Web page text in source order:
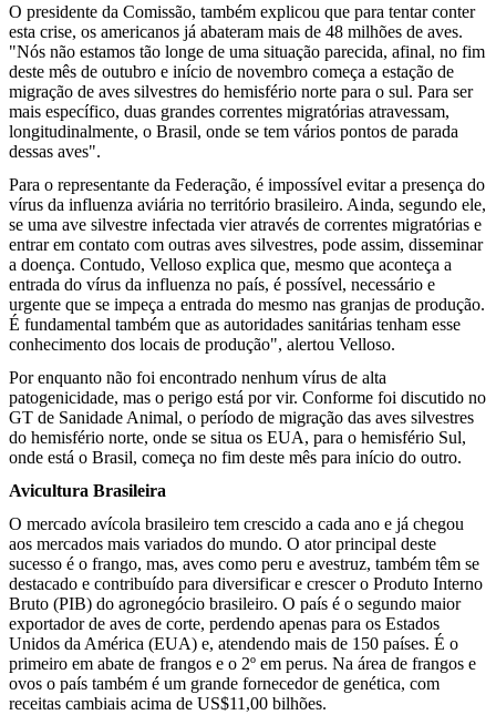
O presidente da Comissão, também explicou que para tentar conter
esta crise, os americanos já abateram mais de 48 milhões de aves.
"Nós não estamos tão longe de uma situação parecida, afinal, no fim
deste mês de outubro e início de novembro começa a estação de
migração de aves silvestres do hemisfério norte para o sul. Para ser
mais específico, duas grandes correntes migratórias atravessam,
longitudinalmente, o Brasil, onde se tem vários pontos de parada
dessas aves".
Para o representante da Federação, é impossível evitar a presença do
vírus da influenza aviária no território brasileiro. Ainda, segundo ele,
se uma ave silvestre infectada vier através de correntes migratórias e
entrar em contato com outras aves silvestres, pode assim, disseminar
a doença. Contudo, Velloso explica que, mesmo que aconteça a
entrada do vírus da influenza no país, é possível, necessário e
urgente que se impeça a entrada do mesmo nas granjas de produção.
É fundamental também que as autoridades sanitárias tenham esse
conhecimento dos locais de produção", alertou Velloso.
Por enquanto não foi encontrado nenhum vírus de alta
patogenicidade, mas o perigo está por vir. Conforme foi discutido no
GT de Sanidade Animal, o período de migração das aves silvestres
do hemisfério norte, onde se situa os EUA, para o hemisfério Sul,
onde está o Brasil, começa no fim deste mês para início do outro.
Avicultura Brasileira
O mercado avícola brasileiro tem crescido a cada ano e já chegou
aos mercados mais variados do mundo. O ator principal deste
sucesso é o frango, mas, aves como peru e avestruz, também têm se
destacado e contribuído para diversificar e crescer o Produto Interno
Bruto (PIB) do agronegócio brasileiro. O país é o segundo maior
exportador de aves de corte, perdendo apenas para os Estados
Unidos da América (EUA) e, atendendo mais de 150 países. É o
primeiro em abate de frangos e o 2º em perus. Na área de frangos e
ovos o país também é um grande fornecedor de genética, com
receitas cambiais acima de US$11,00 bilhões.